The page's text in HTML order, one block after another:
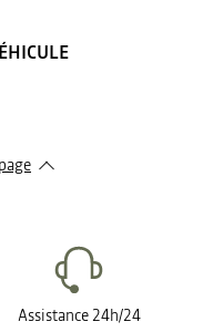
Assistance 24h/24